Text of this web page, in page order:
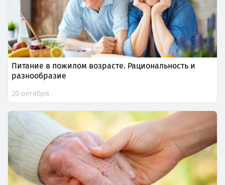
Питание в пожилом возрасте. Рациональность и
разнообразие
20 октября